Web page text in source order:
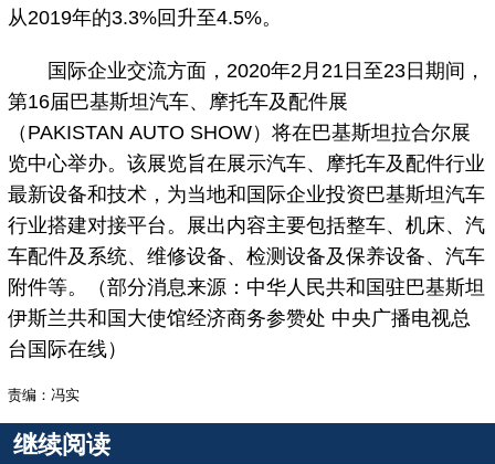
从2019年的3.3%回升至4.5%。
国际企业交流方面，2020年2月21日至23日期间，
第16届巴基斯坦汽车、摩托车及配件展
（PAKISTAN AUTO SHOW）将在巴基斯坦拉合尔展
览中心举办。该展览旨在展示汽车、摩托车及配件行业
最新设备和技术，为当地和国际企业投资巴基斯坦汽车
行业搭建对接平台。展出内容主要包括整车、机床、汽
车配件及系统、维修设备、检测设备及保养设备、汽车
附件等。（部分消息来源：中华人民共和国驻巴基斯坦
伊斯兰共和国大使馆经济商务参赞处 中央广播电视总
台国际在线）
责编：冯实
继续阅读